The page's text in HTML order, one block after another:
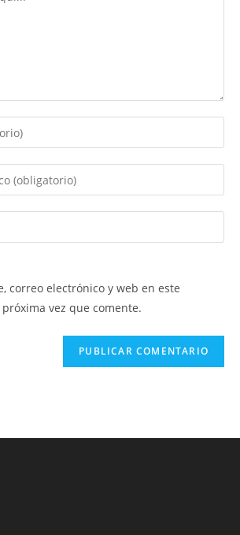
correo electrónico y web en este
vez que comente.